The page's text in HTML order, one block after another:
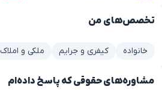
تخصص‌های من
خانواده کیفری و جرایم ملکی و املاک
مشاوره‌های حقوقی که پاسخ داده‌ام